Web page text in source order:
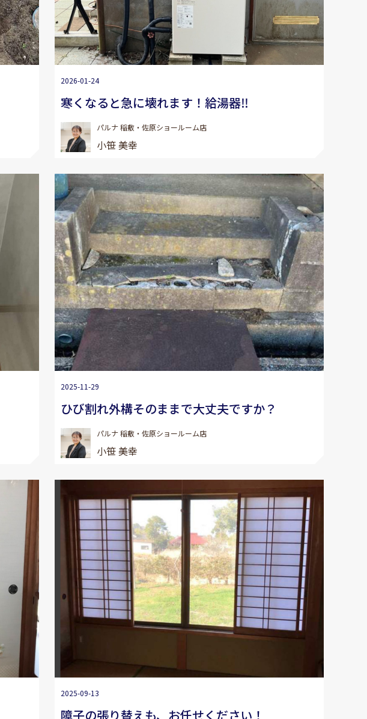
2026-01-24
寒くなると急に壊れます！給湯器‼︎
パルナ 稲敷・佐原ショールーム店
小笹 美幸
2025-11-29
ひび割れ外構そのままで大丈夫ですか？
パルナ 稲敷・佐原ショールーム店
小笹 美幸
2025-09-13
障子の張り替えも、お任せください！